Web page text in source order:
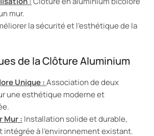
mur.
la sécurité et l’esthétique de la
de la Clôture Aluminium
Unique :Association de deux
une esthétique moderne et
Mur : Installation solide et durable,
intégrée à l’environnement existant.